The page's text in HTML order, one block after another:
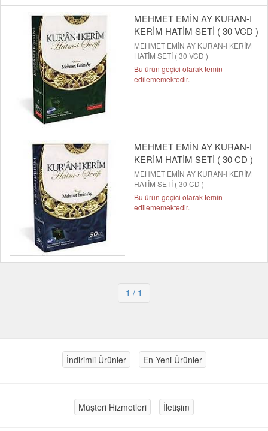
MEHMET EMİN AY KURAN-I
KERİM HATİM SETİ ( 30 VCD )
MEHMET EMİN AY KURAN-I KERİM
HATİM SETİ ( 30 VCD )
Bu ürün geçici olarak temin
edilememektedir.
MEHMET EMİN AY KURAN-I
KERİM HATİM SETİ ( 30 CD )
MEHMET EMİN AY KURAN-I KERİM
HATİM SETİ ( 30 CD )
Bu ürün geçici olarak temin
edilememektedir.
1 / 1
İndirimli Ürünler En Yeni Ürünler
Müşteri Hizmetleri İletişim